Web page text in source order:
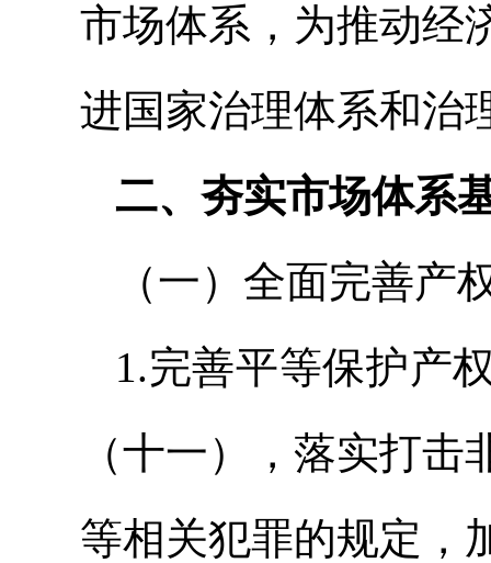
市场体系，为推动经
进国家治理体系和治
二、夯实市场体系
（一）全面完善产
1.完善平等保护产
（十一），落实打
等相关犯罪的规定，